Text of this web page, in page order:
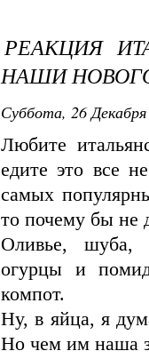
РЕАКЦИЯ
НАШИ
Суббота, 26
Любите
едите это все
самых
то почему бы не
Оливье, шуба,
огурцы и
компот.
Ну, в яйца, я
Но чем им наша